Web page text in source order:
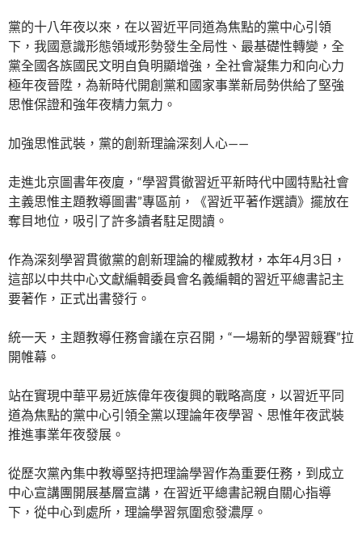
黨的十八年夜以來，在以習近平同道為焦點的黨中心引領
下，我國意識形態領域形勢發生全局性、最基礎性轉變，全
黨全國各族國民文明自負明顯增強，全社會凝集力和向心力
極年夜晉陞，為新時代開創黨和國家事業新局勢供給了堅強
思惟保證和強年夜精力氣力。
加強思惟武裝，黨的創新理論深刻人心——
走進北京圖書年夜廈，“學習貫徹習近平新時代中國特點社會
主義思惟主題教導圖書”專區前，《習近平著作選讀》擺放在
奪目地位，吸引了許多讀者駐足閱讀。
作為深刻學習貫徹黨的創新理論的權威教材，本年4月3日，
這部以中共中心文獻編輯委員會名義編輯的習近平總書記主
要著作，正式出書發行。
統一天，主題教導任務會議在京召開，“一場新的學習競賽”拉
開帷幕。
站在實現中華平易近族偉年夜復興的戰略高度，以習近平同
道為焦點的黨中心引領全黨以理論年夜學習、思惟年夜武裝
推進事業年夜發展。
從歷次黨內集中教導堅持把理論學習作為重要任務，到成立
中心宣講團開展基層宣講，在習近平總書記親自關心指導
下，從中心到處所，理論學習氛圍愈發濃厚。